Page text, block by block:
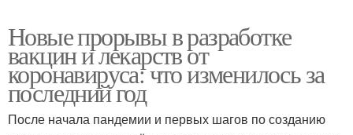
Новые прорывы в разработке
вакцин и лекарств от
коронавируса: что изменилось за
последний год
После начала пандемии и первых шагов по созданию